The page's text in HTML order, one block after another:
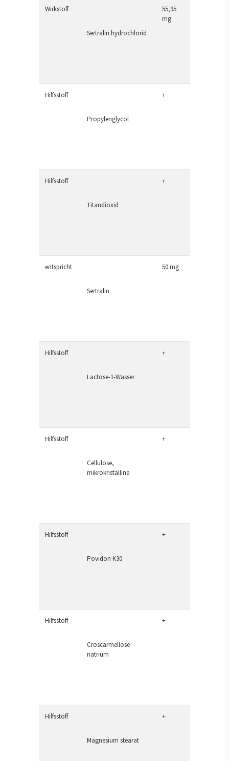
Wirkstoff
Sertralin hydrochlorid
55,95
mg
Hilfsstoff
Propylenglycol
+
Hilfsstoff
Titandioxid
+
entspricht
Sertralin
50 mg
Hilfsstoff
Lactose-1-Wasser
+
Hilfsstoff
Cellulose,
mikrokristalline
+
Hilfsstoff
Povidon K30
+
Hilfsstoff
Croscarmellose
natrium
+
Hilfsstoff
Magnesium stearat
+